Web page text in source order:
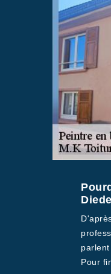
Pour